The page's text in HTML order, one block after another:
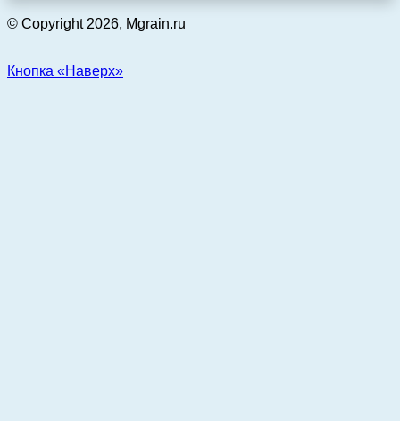
© Copyright 2026, Mgrain.ru
Кнопка «Наверх»